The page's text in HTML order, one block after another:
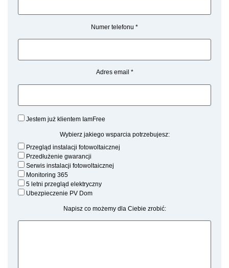
Numer telefonu *
Adres email *
Jestem już klientem IamFree
Wybierz jakiego wsparcia potrzebujesz:
Przegląd instalacji fotowoltaicznej
Przedłużenie gwarancji
Serwis instalacji fotowoltaicznej
Monitoring 365
5 letni przegląd elektryczny
Ubezpieczenie PV Dom
Napisz co możemy dla Ciebie zrobić: